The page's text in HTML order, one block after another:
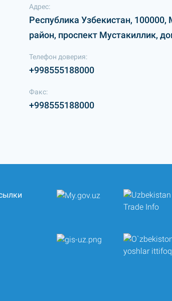
Адрес:
Республика Узбекистан, 100000,
район, проспект Мустакиллик,
Телефон доверия:
+998555188000
Факс:
+998555188000